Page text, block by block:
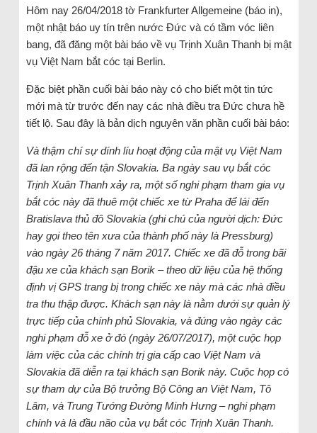
Hôm nay 26/04/2018 tờ Frankfurter Allgemeine (báo in),
một nhật báo uy tín trên nước Đức và có tầm vóc liên
bang, đã đăng một bài báo về vụ Trịnh Xuân Thanh bị mật
vụ Việt Nam bắt cóc tại Berlin.
Đặc biệt phần cuối bài báo này có cho biết một tin tức
mới mà từ trước đến nay các nhà điều tra Đức chưa hề
tiết lộ. Sau đây là bản dịch nguyên văn phần cuối bài báo:
Và thậm chí sự dính líu hoạt động của mật vụ Việt Nam
đã lan rộng đến tận Slovakia. Ba ngày sau vụ bắt cóc
Trịnh Xuân Thanh xảy ra, một số nghi phạm tham gia vụ
bắt cóc này đã thuê một chiếc xe từ Praha để lái đến
Bratislava thủ đô Slovakia (ghi chú của người dịch: Đức
hay gọi theo tên xưa của thành phố này là Pressburg)
vào ngày 26 tháng 7 năm 2017. Chiếc xe đã đỗ trong bãi
đậu xe của khách sạn Borik – theo dữ liệu của hệ thống
định vị GPS trang bị trong chiếc xe này mà các nhà điều
tra thu thập được. Khách sạn này là nằm dưới sự quản lý
trực tiếp của chính phủ Slovakia, và đúng vào ngày các
nghi phạm đỗ xe ở đó (ngày 26/07/2017), một cuộc họp
làm việc của các chính trị gia cấp cao Việt Nam và
Slovakia đã diễn ra tại khách sạn Borik này. Cuộc họp có
sự tham dự của Bộ trưởng Bộ Công an Việt Nam, Tô
Lâm, và Trung Tướng Đường Minh Hưng – nghi phạm
chính và là đầu não của vụ bắt cóc Trịnh Xuân Thanh.